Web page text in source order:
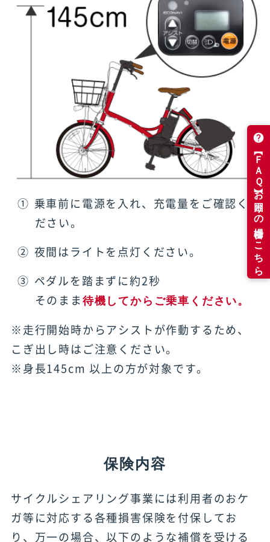
① 乗車前に電源を入れ、充電量をご確認く
ださい。
② 夜間はライトを点灯ください。
③ ペダルを踏まずに約2秒
そのまま待機してからご乗車ください。
※走行開始時からアシストが作動するため、
こぎ出し時はご注意ください。
※身長145cm 以上の方が対象です。
保険内容
サイクルシェアリング事業には利用者のおケ
ガ等に対応する各種損害保険を付保してお
り、万一の場合、以下のような補償を受ける